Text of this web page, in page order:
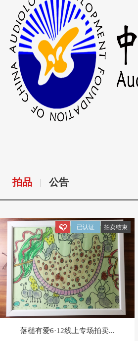
拍品 | 公告
拍卖结束
已认证
落槌有爱6·12线上专场拍卖...